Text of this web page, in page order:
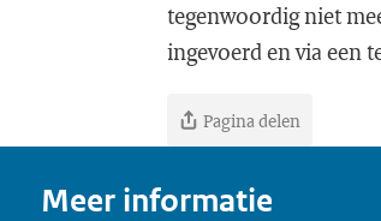
tegenwoordig niet
ingevoerd en via een
Pagina delen
Meer informatie